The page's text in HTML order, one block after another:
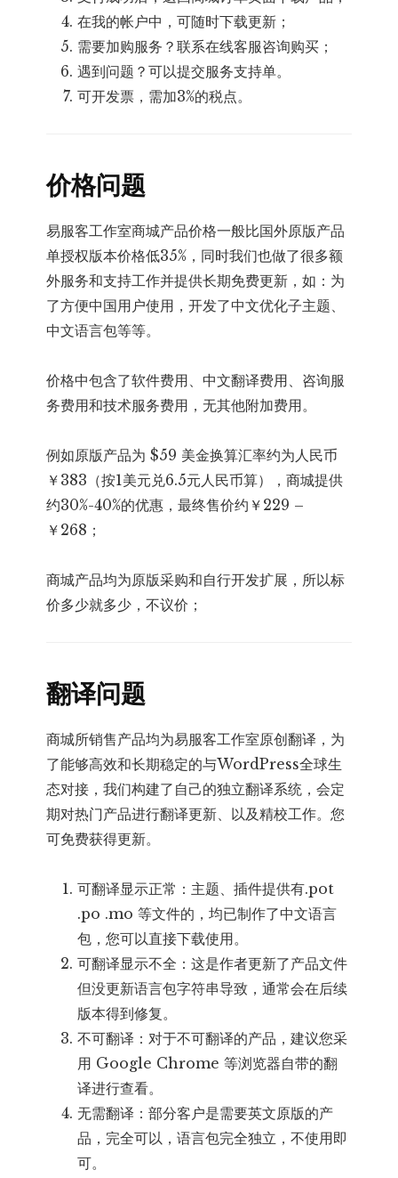
在我的帐户中，可随时下载更新；
需要加购服务？联系在线客服咨询购买；
遇到问题？可以提交服务支持单。
可开发票，需加3%的税点。
价格问题
易服客工作室商城产品价格一般比国外原版产品
单授权版本价格低35%，同时我们也做了很多额
外服务和支持工作并提供长期免费更新，如：为
了方便中国用户使用，开发了中文优化子主题、
中文语言包等等。
价格中包含了软件费用、中文翻译费用、咨询服
务费用和技术服务费用，无其他附加费用。
例如原版产品为 $59 美金换算汇率约为人民币
￥383（按1美元兑6.5元人民币算），商城提供
约30%-40%的优惠，最终售价约￥229 –
￥268；
商城产品均为原版采购和自行开发扩展，所以标
价多少就多少，不议价；
翻译问题
商城所销售产品均为易服客工作室原创翻译，为
了能够高效和长期稳定的与WordPress全球生
态对接，我们构建了自己的独立翻译系统，会定
期对热门产品进行翻译更新、以及精校工作。您
可免费获得更新。
可翻译显示正常：主题、插件提供有.pot
.po .mo 等文件的，均已制作了中文语言
包，您可以直接下载使用。
可翻译显示不全：这是作者更新了产品文件
但没更新语言包字符串导致，通常会在后续
版本得到修复。
不可翻译：对于不可翻译的产品，建议您采
用 Google Chrome 等浏览器自带的翻
译进行查看。
无需翻译：部分客户是需要英文原版的产
品，完全可以，语言包完全独立，不使用即
可。